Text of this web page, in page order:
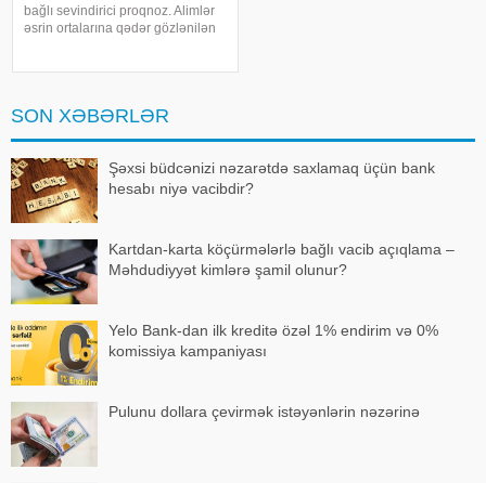
bağlı sevindirici proqnoz. Alimlər
əsrin ortalarına qədər gözlənilən
SON XƏBƏRLƏR
Şəxsi büdcənizi nəzarətdə saxlamaq üçün bank
hesabı niyə vacibdir?
Kartdan-karta köçürmələrlə bağlı vacib açıqlama –
Məhdudiyyət kimlərə şamil olunur?
Yelo Bank-dan ilk kreditə özəl 1% endirim və 0%
komissiya kampaniyası
Pulunu dollara çevirmək istəyənlərin nəzərinə